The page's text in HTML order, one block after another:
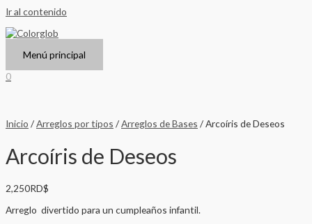
Ir al contenido
Menú principal
0
Inicio /Arreglos por tipos /Arreglos de Bases / Arcoíris de Deseos
Arcoíris de Deseos
2,250RD$
Arreglo divertido para un cumpleaños infantil.